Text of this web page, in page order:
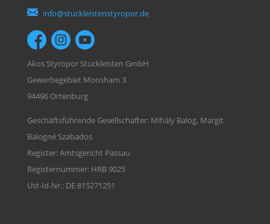
info@stuckleistenstyropor.de
Akos Styropor Stuckleisten GmbH
Gewerbegebiet Moosham 3
94496 Ortenburg
Geschäftsführende Gesellschafter: Mihály Balog, Margit
Balogné Szabados
Register: Amtsgericht Passau
Registernummer: HRB 9025
Ust-Id-Nr.: DE 815271251